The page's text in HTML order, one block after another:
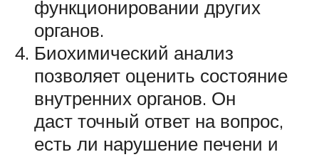
функционировании других
органов.
Биохимический анализ
позволяет оценить состояние
внутренних органов. Он
даст точный ответ на вопрос,
есть ли нарушение печени и